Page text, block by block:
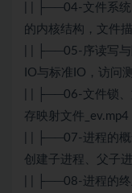
| | ├──04-文件系
的内核结构，文件
| | ├──05-序读写
IO与标准IO，访问
| | ├──06-文件锁
存映射文件
| | ├──07-进程的概
创建子进程、父子
| | ├──08-进程的终